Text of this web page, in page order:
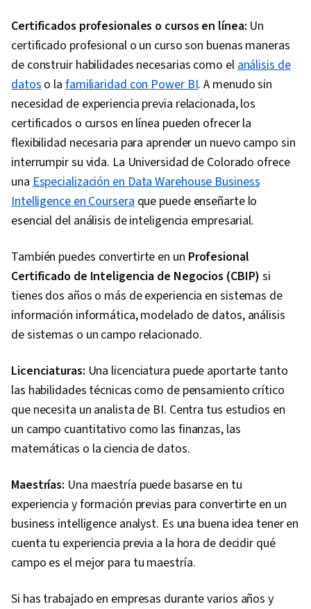
Certificados profesionales o cursos en línea: Un
certificado profesional o un curso son buenas maneras
de construir habilidades necesarias como elanálisis de
datoso la familiaridad con Power BI. A menudo sin
necesidad de experiencia previa relacionada, los
certificados o cursos en línea pueden ofrecer la
flexibilidad necesaria para aprender un nuevo campo sin
interrumpir su vida. La Universidad de Colorado ofrece
unaEspecialización en Data Warehouse Business
Intelligence en Courseraque puede enseñarte lo
esencial del análisis de inteligencia empresarial.
También puedes convertirte en un Profesional
Certificado de Inteligencia de Negocios (CBIP) si
tienes dos años o más de experiencia en sistemas de
información informática, modelado de datos, análisis
de sistemas o un campo relacionado.
Licenciaturas: Una licenciatura puede aportarte tanto
las habilidades técnicas como de pensamiento crítico
que necesita un analista de BI. Centra tus estudios en
un campo cuantitativo como las finanzas, las
matemáticas o la ciencia de datos.
Maestrías: Una maestría puede basarse en tu
experiencia y formación previas para convertirte en un
business intelligence analyst. Es una buena idea tener en
cuenta tu experiencia previa a la hora de decidir qué
campo es el mejor para tu maestría.
Si has trabajado en empresas durante varios años y